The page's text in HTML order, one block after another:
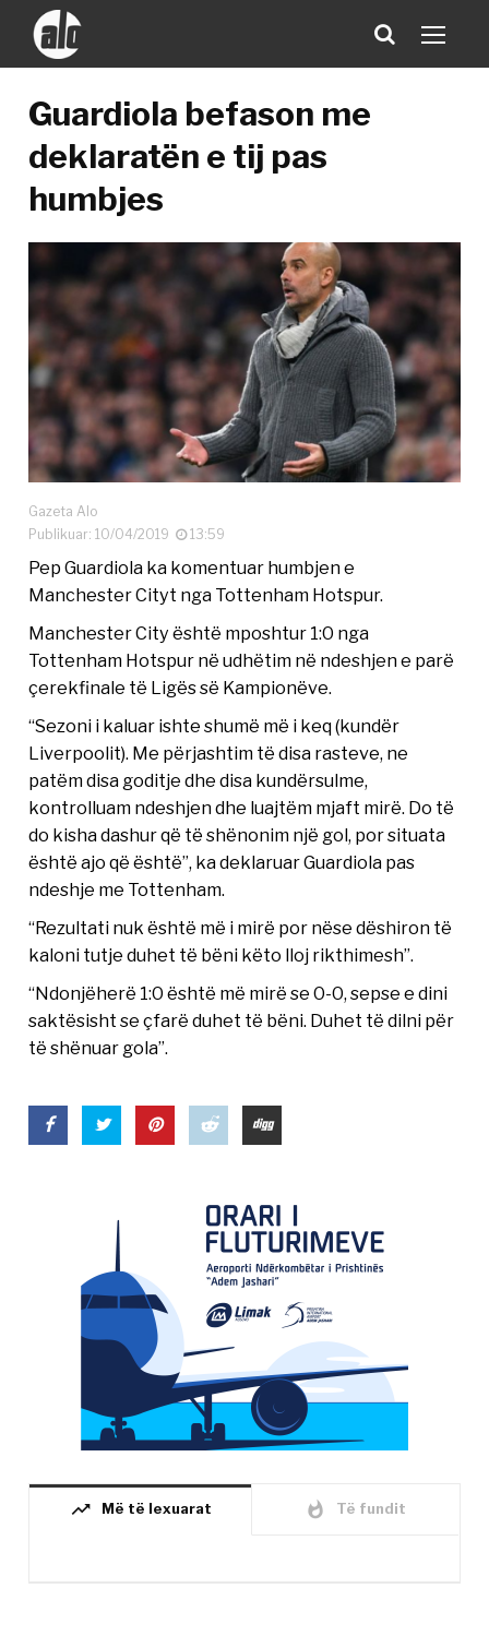
Guardiola befason me
deklaratën e tij pas
humbjes
Gazeta Alo
Publikuar: 10/04/2019
13:59
Pep Guardiola ka komentuar humbjen e
Manchester Cityt nga Tottenham Hotspur.
Manchester City është mposhtur 1:0 nga
Tottenham Hotspur në udhëtim në ndeshjen e parë
çerekfinale të Ligës së Kampionëve.
“Sezoni i kaluar ishte shumë më i keq (kundër
Liverpoolit). Me përjashtim të disa rasteve, ne
patëm disa goditje dhe disa kundërsulme,
kontrolluam ndeshjen dhe luajtëm mjaft mirë. Do të
do kisha dashur që të shënonim një gol, por situata
është ajo që është”, ka deklaruar Guardiola pas
ndeshje me Tottenham.
“Rezultati nuk është më i mirë por nëse dëshiron të
kaloni tutje duhet të bëni këto lloj rikthimesh”.
“Ndonjëherë 1:0 është më mirë se 0-0, sepse e dini
saktësisht se çfarë duhet të bëni. Duhet të dilni për
të shënuar gola”.
trending_up Më të lexuarat whatshot Të fundit